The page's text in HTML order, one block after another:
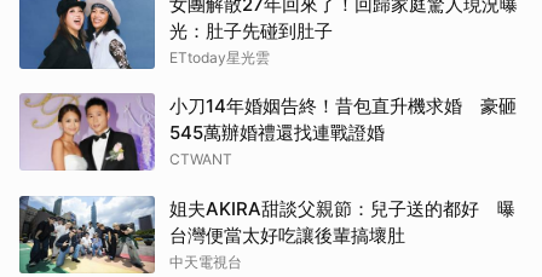
光：肚子先碰到肚子
ETtoday星光雲
小刀14年婚姻告終！昔包直升機求婚 豪砸
545萬辦婚禮還找連戰證婚
CTWANT
姐夫AKIRA甜談父親節：兒子送的都好 曝
台灣便當太好吃讓後輩搞壞肚
中天電視台